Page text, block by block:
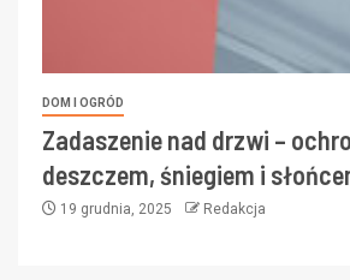
DOM I OGRÓD
Zadaszenie nad drzwi –
deszczem, śniegiem i
19 grudnia, 2025 Redakcja